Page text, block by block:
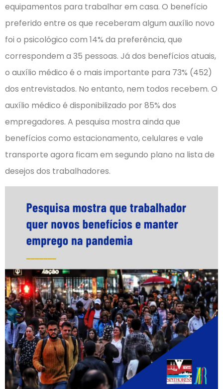
equipamentos para trabalhar em casa. O benefício
preferido entre os que receberam algum auxílio novo
foi o psicológico com 14% da preferência, que
correspondem a 35 pessoas. Já dos benefícios atuais,
o auxílio médico é o mais importante para 73% (452)
dos entrevistados. No entanto, nem todos recebem. O
auxílio médico é disponibilizado por 85% dos
empregadores. A pesquisa mostra ainda que
benefícios como estacionamento, celulares e vale
transporte agora ficam em segundo plano na lista de
desejos dos trabalhadores.